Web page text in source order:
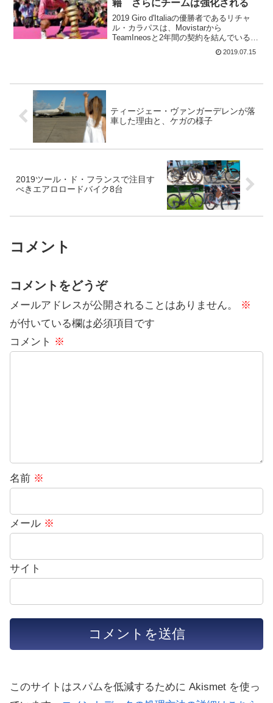
籍 さらにチームは強化される
2019 Giro d'Italiaの優勝者であるリチャ
ル・カラパスは、Movistarから
TeamIneosと2年間の契約を結んでいると
ニュースが流れた。リチャル・カラパス
は、今シーズンのGiro d'Italiaで最大の勝
2019.07.15
ティージェー・ヴァンガーデレンが落
車した理由と、ケガの様子
2019ツール・ド・フランスで注目す
べきエアロロードバイク8台
コメント
コメントをどうぞ
メールアドレスが公開されることはありません。
※
が付いている欄は必須項目です
コメント ※
名前 ※
メール ※
サイト
このサイトはスパムを低減するために Akismet を使っ